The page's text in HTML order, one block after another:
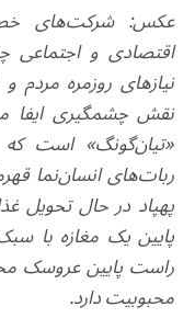
عکس: شرکت‌های
اقتصادی و اجتماعی
نیازهای روزمره مردم و
نقش چشمگیری ایفا
«تیان‌گونگ» است
ربات‌های انسان‌نما
پهپاد در حال
پایین یک مغازه با
راست پایین عروسک
محبوبیت دارد.